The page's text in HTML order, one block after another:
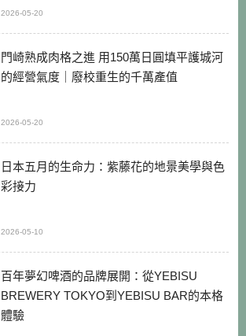
2026-05-20
門崎熟成肉格之進 用150萬日圓填平護城河
的經營氣度｜廢校重生的千萬產值
2026-05-20
日本五月的生命力：紫藤花的地景美學與色
彩接力
2026-05-10
百年夢幻啤酒的品牌展開：從YEBISU
BREWERY TOKYO到YEBISU BAR的本格
體驗